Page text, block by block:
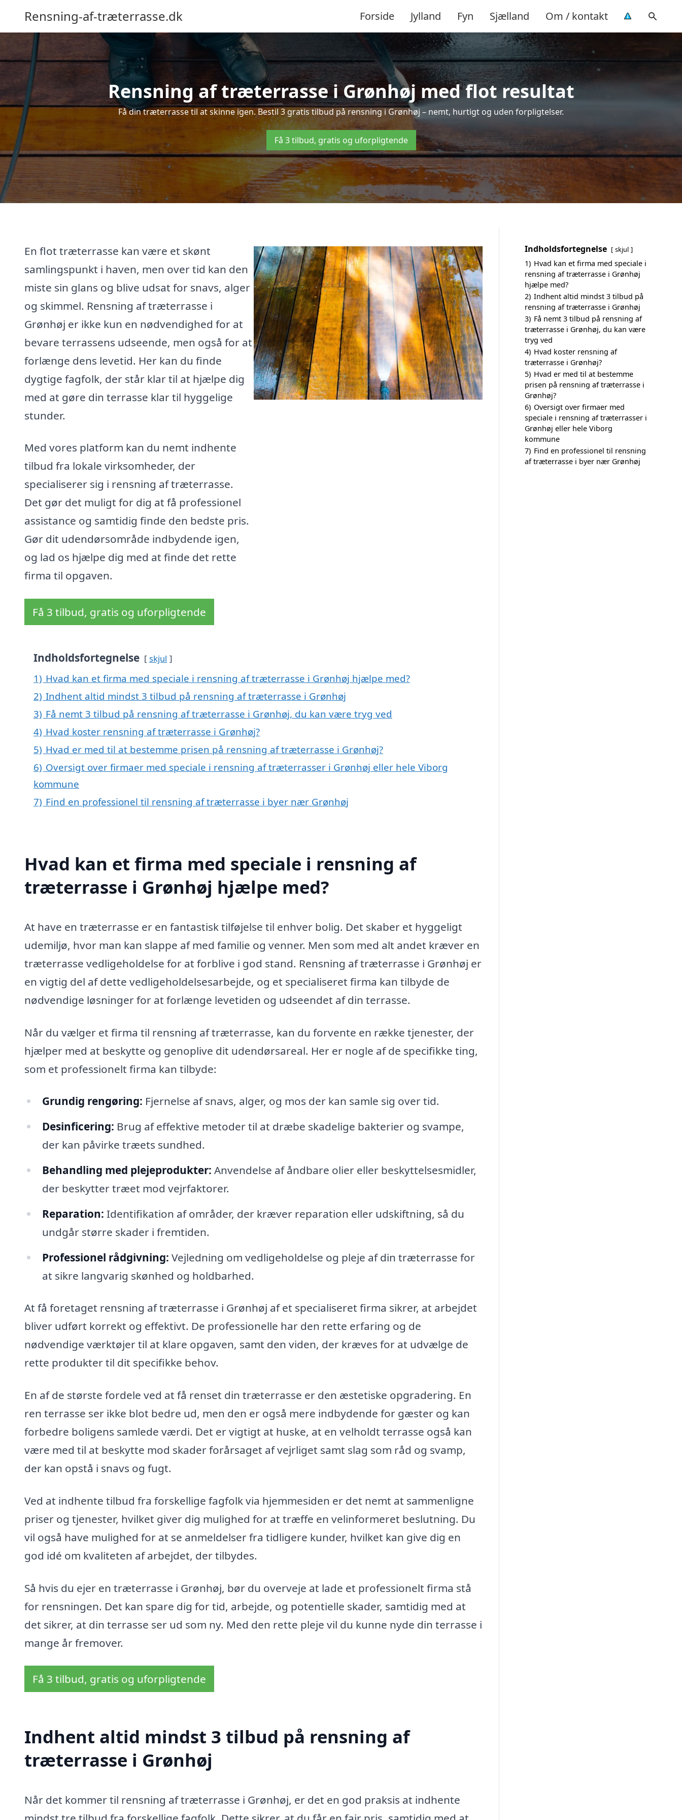
Rensning-af-træterrasse.dk Forside Jylland Fyn Sjælland Om / kontakt
Rensning af træterrasse i Grønhøj med flot resultat
Få din træterrasse til at skinne igen. Bestil 3 gratis tilbud på rensning i Grønhøj – nemt, hurtigt og uden forpligtelser.
Få 3 tilbud, gratis og uforpligtende
En flot træterrasse kan være et skønt
samlingspunkt i haven, men over tid kan den
miste sin glans og blive udsat for snavs, alger
og skimmel. Rensning af træterrasse i
Grønhøj er ikke kun en nødvendighed for at
bevare terrassens udseende, men også for at
forlænge dens levetid. Her kan du finde
dygtige fagfolk, der står klar til at hjælpe dig
med at gøre din terrasse klar til hyggelige
stunder.
Med vores platform kan du nemt indhente
tilbud fra lokale virksomheder, der
specialiserer sig i rensning af træterrasse.
Det gør det muligt for dig at få professionel
assistance og samtidig finde den bedste pris.
Gør dit udendørsområde indbydende igen,
og lad os hjælpe dig med at finde det rette
firma til opgaven.
Få 3 tilbud, gratis og uforpligtende
Indholdsfortegnelse skjul
1) Hvad kan et firma med speciale i rensning af træterrasse i Grønhøj hjælpe med?
2) Indhent altid mindst 3 tilbud på rensning af træterrasse i Grønhøj
3) Få nemt 3 tilbud på rensning af træterrasse i Grønhøj, du kan være tryg ved
4) Hvad koster rensning af træterrasse i Grønhøj?
5) Hvad er med til at bestemme prisen på rensning af træterrasse i Grønhøj?
6) Oversigt over firmaer med speciale i rensning af træterrasser i Grønhøj eller hele Viborg
kommune
7) Find en professionel til rensning af træterrasse i byer nær Grønhøj
Hvad kan et firma med speciale i rensning af
træterrasse i Grønhøj hjælpe med?
At have en træterrasse er en fantastisk tilføjelse til enhver bolig. Det skaber et hyggeligt
udemiljø, hvor man kan slappe af med familie og venner. Men som med alt andet kræver en
træterrasse vedligeholdelse for at forblive i god stand. Rensning af træterrasse i Grønhøj er
en vigtig del af dette vedligeholdelsesarbejde, og et specialiseret firma kan tilbyde de
nødvendige løsninger for at forlænge levetiden og udseendet af din terrasse.
Når du vælger et firma til rensning af træterrasse, kan du forvente en række tjenester, der
hjælper med at beskytte og genoplive dit udendørsareal. Her er nogle af de specifikke ting,
som et professionelt firma kan tilbyde:
Grundig rengøring: Fjernelse af snavs, alger, og mos der kan samle sig over tid.
Desinficering: Brug af effektive metoder til at dræbe skadelige bakterier og svampe,
der kan påvirke træets sundhed.
Behandling med plejeprodukter: Anvendelse af åndbare olier eller beskyttelsesmidler,
der beskytter træet mod vejrfaktorer.
Reparation: Identifikation af områder, der kræver reparation eller udskiftning, så du
undgår større skader i fremtiden.
Professionel rådgivning: Vejledning om vedligeholdelse og pleje af din træterrasse for
at sikre langvarig skønhed og holdbarhed.
At få foretaget rensning af træterrasse i Grønhøj af et specialiseret firma sikrer, at arbejdet
bliver udført korrekt og effektivt. De professionelle har den rette erfaring og de
nødvendige værktøjer til at klare opgaven, samt den viden, der kræves for at udvælge de
rette produkter til dit specifikke behov.
En af de største fordele ved at få renset din træterrasse er den æstetiske opgradering. En
ren terrasse ser ikke blot bedre ud, men den er også mere indbydende for gæster og kan
forbedre boligens samlede værdi. Det er vigtigt at huske, at en velholdt terrasse også kan
være med til at beskytte mod skader forårsaget af vejrliget samt slag som råd og svamp,
der kan opstå i snavs og fugt.
Ved at indhente tilbud fra forskellige fagfolk via hjemmesiden er det nemt at sammenligne
priser og tjenester, hvilket giver dig mulighed for at træffe en velinformeret beslutning. Du
vil også have mulighed for at se anmeldelser fra tidligere kunder, hvilket kan give dig en
god idé om kvaliteten af arbejdet, der tilbydes.
Så hvis du ejer en træterrasse i Grønhøj, bør du overveje at lade et professionelt firma stå
for rensningen. Det kan spare dig for tid, arbejde, og potentielle skader, samtidig med at
det sikrer, at din terrasse ser ud som ny. Med den rette pleje vil du kunne nyde din terrasse i
mange år fremover.
Få 3 tilbud, gratis og uforpligtende
Indhent altid mindst 3 tilbud på rensning af
træterrasse i Grønhøj
Når det kommer til rensning af træterrasse i Grønhøj, er det en god praksis at indhente
Indholdsfortegnelse skjul
1) Hvad kan et firma med speciale i
rensning af træterrasse i Grønhøj
hjælpe med?
2) Indhent altid mindst 3 tilbud på
rensning af træterrasse i Grønhøj
3) Få nemt 3 tilbud på rensning af
træterrasse i Grønhøj, du kan være
tryg ved
4) Hvad koster rensning af
træterrasse i Grønhøj?
5) Hvad er med til at bestemme
prisen på rensning af træterrasse i
Grønhøj?
6) Oversigt over firmaer med
speciale i rensning af træterrasser i
Grønhøj eller hele Viborg
kommune
7) Find en professionel til rensning
af træterrasse i byer nær Grønhøj